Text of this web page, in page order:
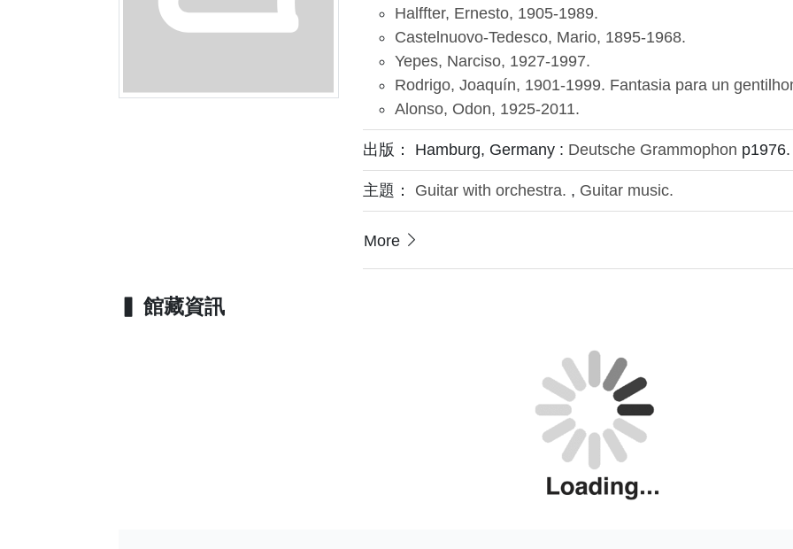
Halffter, Ernesto, 1905-1989.
Castelnuovo-Tedesco, Mario, 1895-1968.
Yepes, Narciso, 1927-1997.
Rodrigo, Joaquín, 1901-1999. Fantasia para un
Alonso, Odon, 1925-2011.
出版： Hamburg, Germany : Deutsche Grammophon p1976.
主題： Guitar with orchestra. , Guitar music.
More
館藏資訊